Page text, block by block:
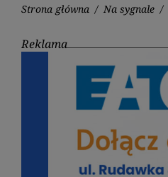
Strona główna / Na sygnale /
Reklama